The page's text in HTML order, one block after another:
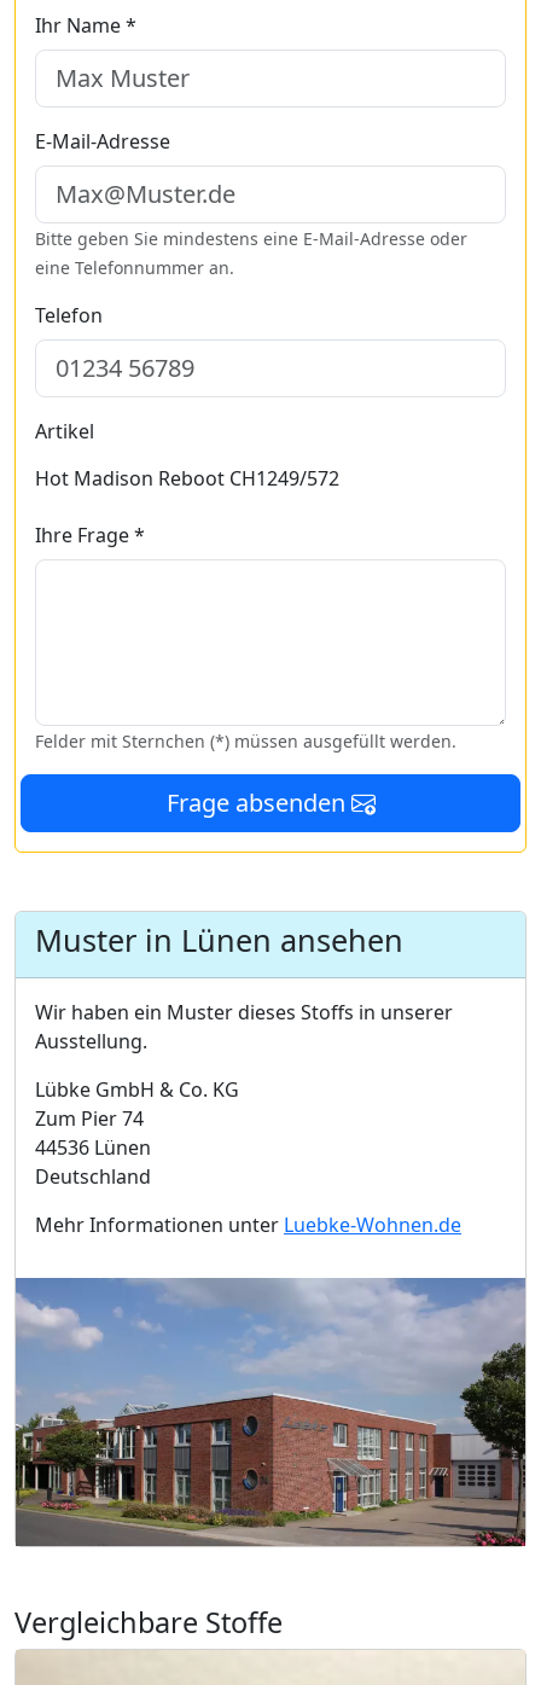
Ihr Name *
E-Mail-Adresse
Bitte geben Sie mindestens eine E-Mail-Adresse oder
eine Telefonnummer an.
Telefon
Artikel
Hot Madison Reboot CH1249/572
Ihre Frage *
Felder mit Sternchen (*) müssen ausgefüllt werden.
Frage absenden
Muster in Lünen ansehen
Wir haben ein Muster dieses Stoffs in unserer
Ausstellung.
Lübke GmbH & Co. KG
Zum Pier 74
44536 Lünen
Deutschland
Mehr Informationen unter Luebke-Wohnen.de
Vergleichbare Stoffe